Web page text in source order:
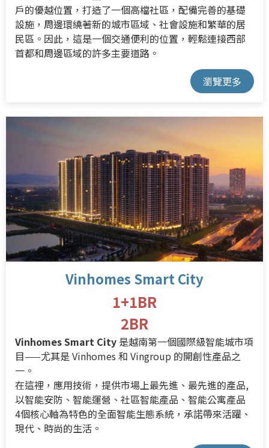
戶的優越位置，打造了一個高檔社區，配備完善的基礎
設施，周邊環繞著新的城市區域、社會設施和繁華的居
民區。因此，這是一個交通便利的位置，輕鬆連接西部
首都和周邊區域的許多主要道路。
瀏覽更多
Vinhomes Smart City
1+1BR
2BR
Vinhomes Smart City 是越南第一個國際級智能城市項
目——尤其是 Vinhomes 和 Vingroup 的開創性產品之
一。
在這裡，應用技術，提供市場上最先進、最先進的產品,
以智能安防、智能運營、社區智能產品、智能公寓產品
4個核心軸為特色的全面智能生態系統，承諾帶來活躍、
現代、時尚的生活。